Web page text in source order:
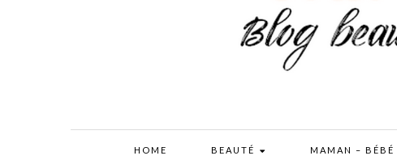
HOME BEAUTÉ MAMAN – BÉBÉ